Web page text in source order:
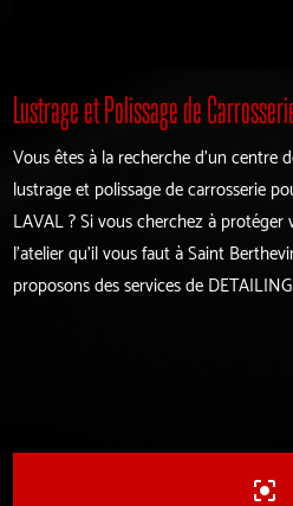
Lustrage et Polissage de
Vous êtes à la recherche d'un centre
lustrage et polissage de carrosserie
LAVAL ? Si vous cherchez à
l'atelier qu'il vous faut à Saint
proposons des services de
center_focus_strong